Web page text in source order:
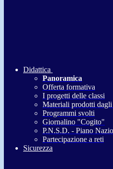
Didattica
Panoramica
Offerta formativa
I progetti delle classi
Materiali prodotti dagli
Programmi svolti
Giornalino "Cogito"
P.N.S.D. - Piano
Partecipazione a reti
Sicurezza